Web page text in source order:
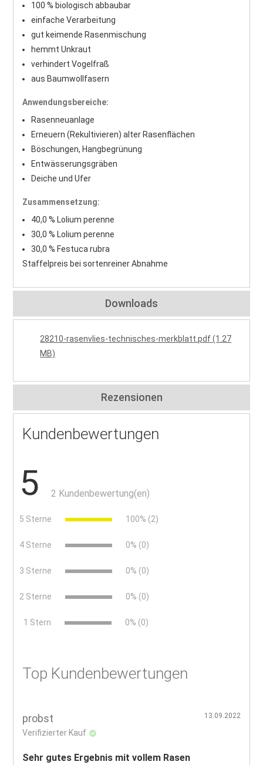
100 % biologisch abbaubar
einfache Verarbeitung
gut keimende Rasenmischung
hemmt Unkraut
verhindert Vogelfraß
aus Baumwollfasern
Anwendungsbereiche:
Rasenneuanlage
Erneuern (Rekultivieren) alter Rasenflächen
Böschungen, Hangbegrünung
Entwässerungsgräben
Deiche und Ufer
Zusammensetzung:
40,0 % Lolium perenne
30,0 % Lolium perenne
30,0 % Festuca rubra
Staffelpreis bei sortenreiner Abnahme
Downloads
28210-rasenvlies-technisches-merkblatt.pdf (1.27
MB)
Rezensionen
Kundenbewertungen
5 2 Kundenbewertung(en)
5 Sterne 100% (2)
4 Sterne 0% (0)
3 Sterne 0% (0)
2 Sterne 0% (0)
1 Stern 0% (0)
Top Kundenbewertungen
probst
Verifizierter Kauf
13.09.2022
Sehr gutes Ergebnis mit vollem Rasen